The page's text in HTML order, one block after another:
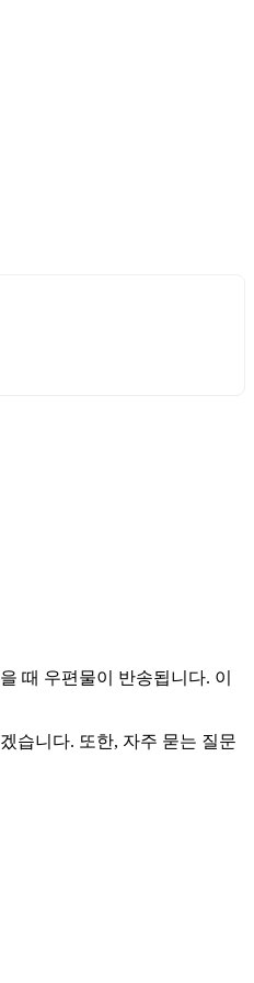
때 우편물이 반송됩니다. 이
습니다. 또한, 자주 묻는 질문